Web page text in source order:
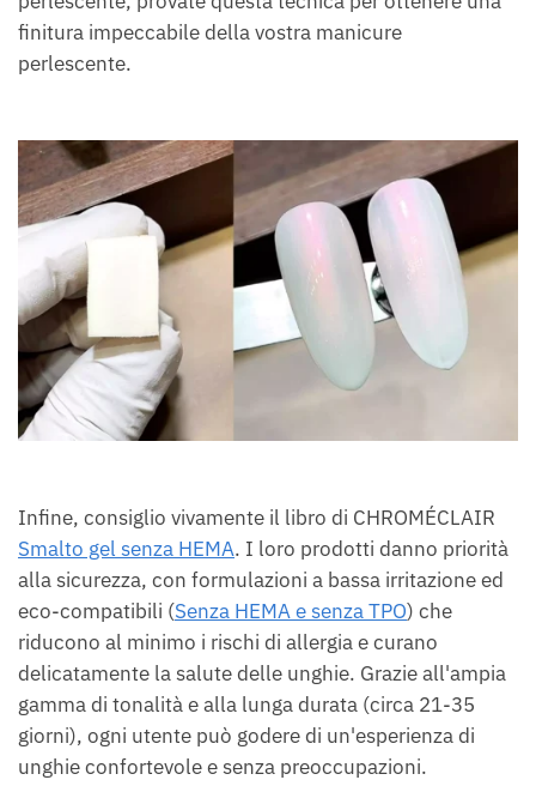
finitura impeccabile della vostra manicure
perlescente.
Infine, consiglio vivamente il libro di CHROMÉCLAIR
Smalto gel senza HEMA. I loro prodotti danno priorità
alla sicurezza, con formulazioni a bassa irritazione ed
eco-compatibili (Senza HEMA e senza TPO) che
riducono al minimo i rischi di allergia e curano
delicatamente la salute delle unghie. Grazie all'ampia
gamma di tonalità e alla lunga durata (circa 21-35
giorni), ogni utente può godere di un'esperienza di
unghie confortevole e senza preoccupazioni.